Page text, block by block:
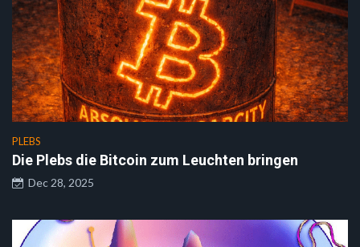
PLEBS
Die Plebs die Bitcoin zum Leuchten bringen
Dec 28, 2025